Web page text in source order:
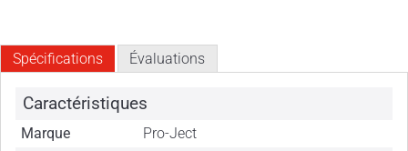
Spécifications Évaluations
Caractéristiques
Marque
Pro-Ject